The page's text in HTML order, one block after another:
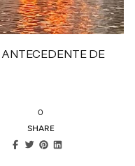
ANTECEDENTE DE
0
SHARE